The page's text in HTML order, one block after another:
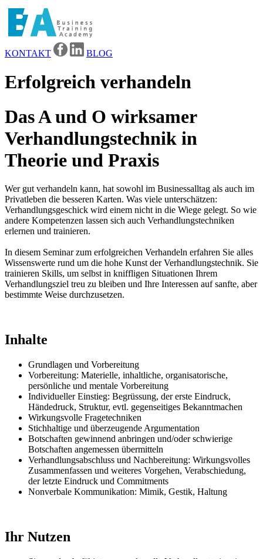
KONTAKT BLOG
Erfolgreich verhandeln
Das A und O wirksamer
Verhandlungstechnik in
Theorie und Praxis
Wer gut verhandeln kann, hat sowohl im Businessalltag als auch im
Privatleben die besseren Karten. Was viele unterschätzen:
Verhandlungsgeschick wird einem nicht in die Wiege gelegt. So wie
andere Kompetenzen lassen sich auch Verhandlungstechniken
erlernen und trainieren.
In diesem Seminar zum erfolgreichen Verhandeln erfahren Sie alles
Wissenswerte rund um die hohe Kunst der Verhandlungstechnik. Sie
trainieren Skills, um selbst in kniffligen Situationen Ihrem
Verhandlungsziel treu zu bleiben und Ihre Interessen auf sanfte, aber
bestimmte Weise durchzusetzen.
Inhalte
Grundlagen und Vorbereitung
Vorbereitung: Materielle, inhaltliche, organisatorische,
persönliche und mentale Vorbereitung
Individueller Einstieg: Begrüssung, der erste Eindruck,
Händedruck, Struktur, evtl. gegenseitiges Bekanntmachen
Wirkungsvolle Fragetechniken
Stichhaltige und überzeugende Argumentation
Botschaften gewinnend anbringen und/oder schwierige
Botschaften angemessen übermitteln
Verhandlungsabschluss und Nachbereitung: Wirkungsvolles
Zusammenfassen und weiteres Vorgehen, Verabschiedung,
der letzte Eindruck und Commitments
Nonverbale Kommunikation: Mimik, Gestik, Haltung
Ihr Nutzen